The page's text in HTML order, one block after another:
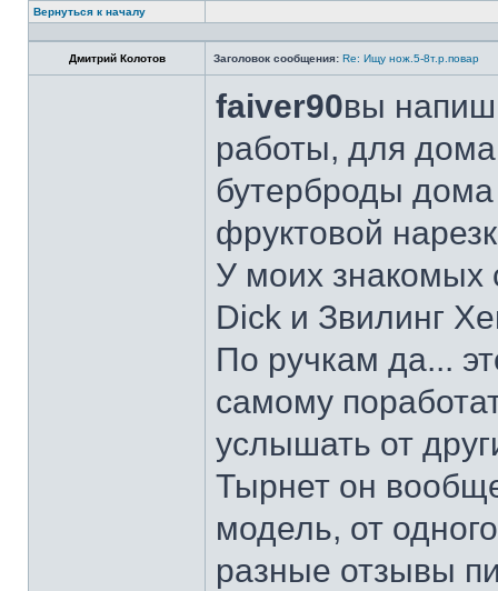
Вернуться к началу
Дмитрий Колотов Заголовок сообщения: Re: Ищу нож.5-8т.р.повар
faiver90вы
работы, для
бутерброды дома
фруктовой
У моих знакомых
Dick и Звилинг
По ручкам да...
самому
услышать от
Тырнет он
модель, от
разные отзывы